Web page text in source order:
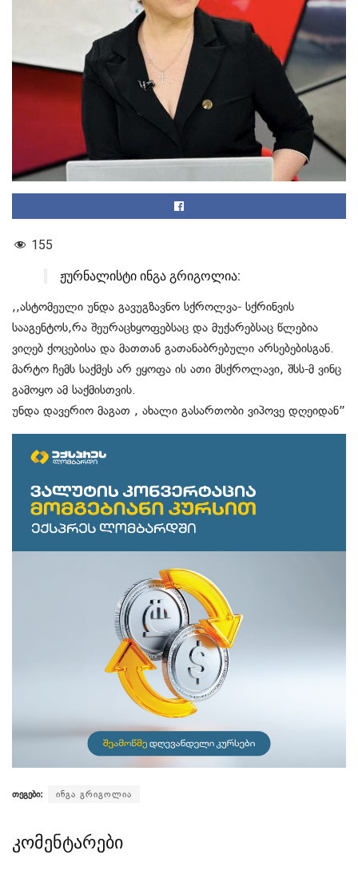
155
ჟურნალისტი ინგა გრიგოლია:
,,ასტომეული უნდა გავუგზავნო სქროლვა- სქრინვის
სააგენტოს,რა შეურაცხყოფებსაც და მუქარებსაც წლებია
ვიღებ ქოცებისა და მათთან გათანაბრებული არსებებისგან.
მარტო ჩემს საქმეს არ ეყოფა ის ათი მსქროლავი, შსს-მ ვინც
გამოყო ამ საქმისთვის.
უნდა დავერიო მაგათ , ახალი გასართობი ვიპოვე დღეიდან”
თეგები: ინგა გრიგოლია
კომენტარები